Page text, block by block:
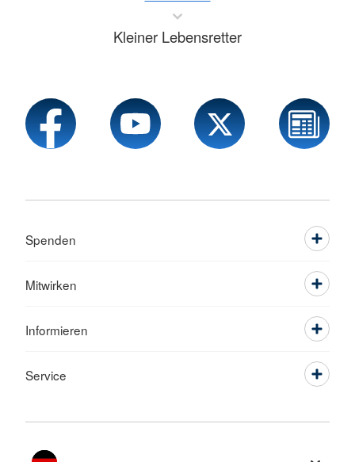
Kleiner Lebensretter
Spenden
Mitwirken
Informieren
Service
Sprache wechseln zu